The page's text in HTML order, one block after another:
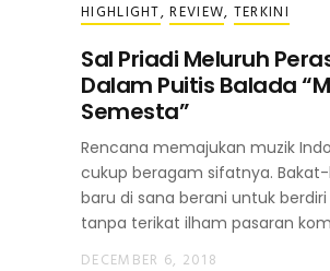
HIGHLIGHT,REVIEW, TERKINI
Sal Priadi Meluruh
Dalam Puitis Balada
Semesta”
Rencana memajukan muzik
cukup beragam sifatnya.
baru di sana berani untuk berdiri
tanpa terikat ilham pasaran
DECEMBER 6, 2018